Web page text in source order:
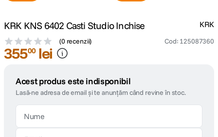
KRK KNS 6402 Casti Studio Inchise
(0 recenzii) Cod: 125087360
KRK
35500 lei
Acest produs este indisponibil
Lasă-ne adresa de email și te anunțăm când revine în stoc.